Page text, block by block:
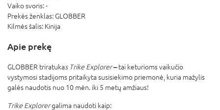
Vaiko svoris:-
Prekės ženklas: GLOBBER
Kilmės šalis: Kinija
Apie prekę
GLOBBER triratukas Trike Explorer–tai keturioms vaikučio
vystymosi stadijoms pritaikyta susisiekimo priemonė, kuria mažylis
galės naudotis nuo 10 mėn. iki 5 metų amžiaus!
Trike Explorergalima naudoti kaip: